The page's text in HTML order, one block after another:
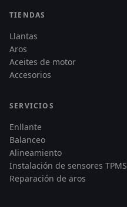
TIENDAS
Llantas
Aros
Aceites de motor
Accesorios
SERVICIOS
Enllante
Balanceo
Alineamiento
Instalación de sensores TPMS
Reparación de aros
CONTACTO